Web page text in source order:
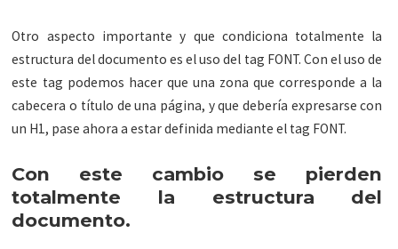
Otro aspecto importante y que condiciona totalmente la
estructura del documento es el uso del tag FONT. Con el uso de
este tag podemos hacer que una zona que corresponde a la
cabecera o título de una página, y que debería expresarse con
un H1, pase ahora a estar definida mediante el tag FONT.
Con este cambio se pierden
totalmente la estructura del
documento.